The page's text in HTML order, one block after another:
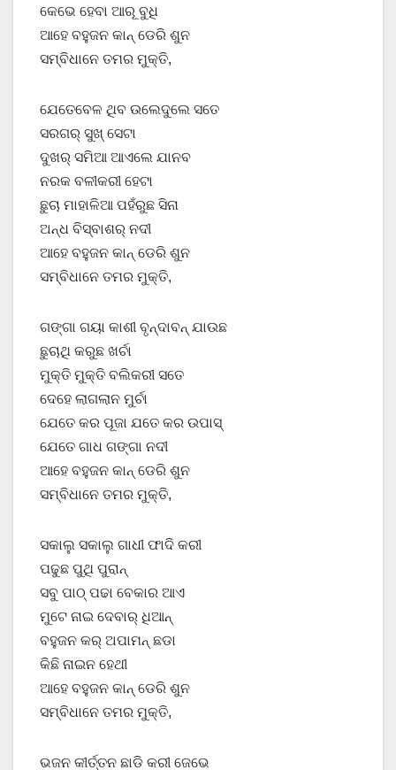
କେଭେ ହେବା ଆରୂ ବୁଧି
ଆହେ ବହୁଜନ କାନ୍ ଡେରି ଶୁନ
ସମ୍ବିଧାନେ ତମର ମୁକ୍ତି,
ଯେତେବେଳ ଥିବ ଉଲେଦୁଲେ ସତେ
ସରଗର୍ ସୁଖ୍ ସେଟା
ଦୁଖର୍ ସମିଆ ଆଏଲେ ଯାନବ
ନରକ ବଳୀକରୀ ହେଟା
ଛୁଚା ମାହାଳିଆ ପହଁରୁଛ ସିନା
ଅନ୍ଧ ବିସ୍ବାଶର୍ ନଦୀ
ଆହେ ବହୁଜନ କାନ୍ ଡେରି ଶୁନ
ସମ୍ବିଧାନେ ତମର ମୁକ୍ତି,
ଗଙ୍ଗା ଗୟା କାଶୀ ବୃନ୍ଦାବନ୍ ଯାଉଛ
ଛୁଚାଥି କରୁଛ ଖର୍ଚା
ମୁକ୍ତି ମୁକ୍ତି ବଲିକରୀ ସତେ
ଦେହେ ଲାଗଲାନ ମୁର୍ଚା
ଯେତେ କର ପୂଜା ଯତେ କର ଉପାସ୍
ଯେତେ ଗାଧ ଗଙ୍ଗା ନଦୀ
ଆହେ ବହୁଜନ କାନ୍ ଡେରି ଶୁନ
ସମ୍ବିଧାନେ ତମର ମୁକ୍ତି,
ସକାଲୁ ସକାଲୁ ଗାଧୀ ଫାଦି କରୀ
ପଢୁଛ ପୁଥି ପୁରାନ୍
ସବୁ ପାଠ୍ ପଢା ବେକାର ଆଏ
ମୁଟେ ନାଇ ଦେବାର୍ ଧିଆନ୍
ବହୁଜନ କର୍ ଅପାମନ୍ ଛଡା
କିଛି ନାଇନ ହେଥୀ
ଆହେ ବହୁଜନ କାନ୍ ଡେରି ଶୁନ
ସମ୍ବିଧାନେ ତମର ମୁକ୍ତି,
ଭଜନ କୀର୍ତ୍ତନ ଛାଡି କରୀ ଜେଭେ